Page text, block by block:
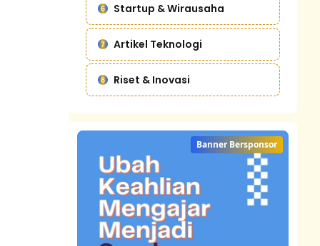
Startup & Wirausaha
Artikel Teknologi
Riset & Inovasi
Banner Bersponsor